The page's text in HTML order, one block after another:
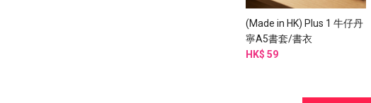
(Made in HK) Plus 1 牛仔丹
寧A5書套/書衣
HK$ 59